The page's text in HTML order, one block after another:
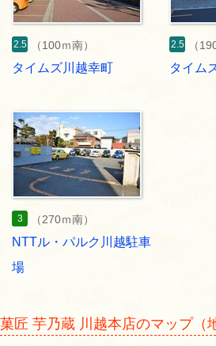
2.5 （100ｍ南）
タイムズ川越幸町
2.5 （
タイム
3 （270ｍ南）
NTTル・パルク川越駐車
場
菓匠 芋乃蔵 川越本店のマップ（